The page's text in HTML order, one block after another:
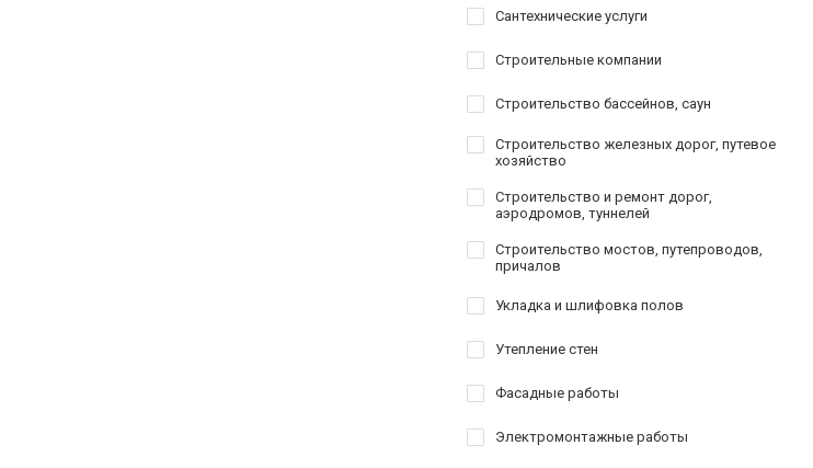
Сантехнические услуги
Строительные компании
Строительство бассейнов, саун
Строительство железных дорог, путевое
хозяйство
Строительство и ремонт дорог,
аэродромов, туннелей
Строительство мостов, путепроводов,
причалов
Укладка и шлифовка полов
Утепление стен
Фасадные работы
Электромонтажные работы